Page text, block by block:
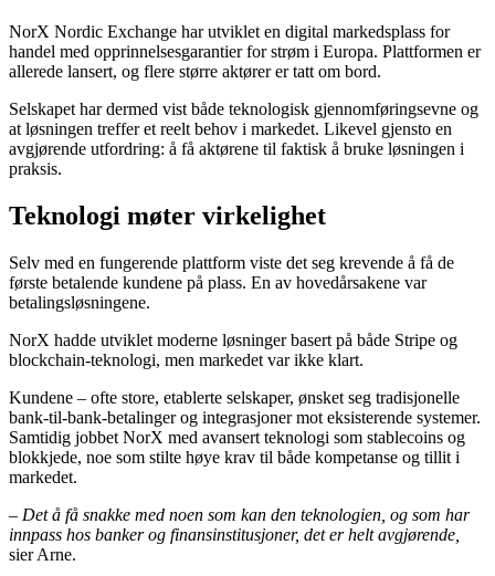
NorX Nordic Exchange har utviklet en digital markedsplass for
handel med opprinnelsesgarantier for strøm i Europa. Plattformen er
allerede lansert, og flere større aktører er tatt om bord.
Selskapet har dermed vist både teknologisk gjennomføringsevne og
at løsningen treffer et reelt behov i markedet. Likevel gjensto en
avgjørende utfordring: å få aktørene til faktisk å bruke løsningen i
praksis.
Teknologi møter virkelighet
Selv med en fungerende plattform viste det seg krevende å få de
første betalende kundene på plass. En av hovedårsakene var
betalingsløsningene.
NorX hadde utviklet moderne løsninger basert på både Stripe og
blockchain-teknologi, men markedet var ikke klart.
Kundene – ofte store, etablerte selskaper, ønsket seg tradisjonelle
bank-til-bank-betalinger og integrasjoner mot eksisterende systemer.
Samtidig jobbet NorX med avansert teknologi som stablecoins og
blokkjede, noe som stilte høye krav til både kompetanse og tillit i
markedet.
– Det å få snakke med noen som kan den teknologien, og som har
innpass hos banker og finansinstitusjoner, det er helt avgjørende,
sier Arne.